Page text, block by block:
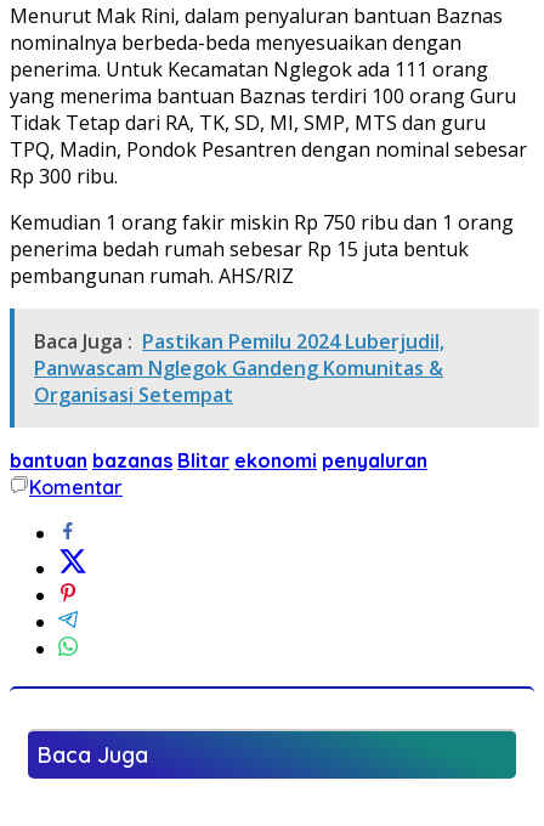
Menurut Mak Rini, dalam penyaluran bantuan Baznas
nominalnya berbeda-beda menyesuaikan dengan
penerima. Untuk Kecamatan Nglegok ada 111 orang
yang menerima bantuan Baznas terdiri 100 orang Guru
Tidak Tetap dari RA, TK, SD, MI, SMP, MTS dan guru
TPQ, Madin, Pondok Pesantren dengan nominal sebesar
Rp 300 ribu.
Kemudian 1 orang fakir miskin Rp 750 ribu dan 1 orang
penerima bedah rumah sebesar Rp 15 juta bentuk
pembangunan rumah. AHS/RIZ
Baca Juga : Pastikan Pemilu 2024 Luberjudil,
Panwascam Nglegok Gandeng Komunitas &
Organisasi Setempat
bantuan bazanas Blitar ekonomi penyaluran
Komentar
Baca Juga